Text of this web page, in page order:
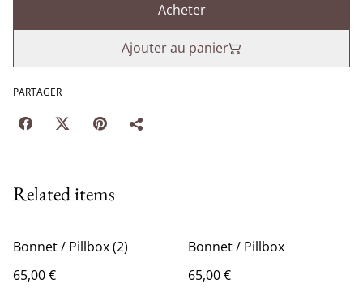
Acheter
Ajouter au panier
PARTAGER
Related items
Bonnet / Pillbox (2)
65,00 €
Bonnet / Pillbox
65,00 €